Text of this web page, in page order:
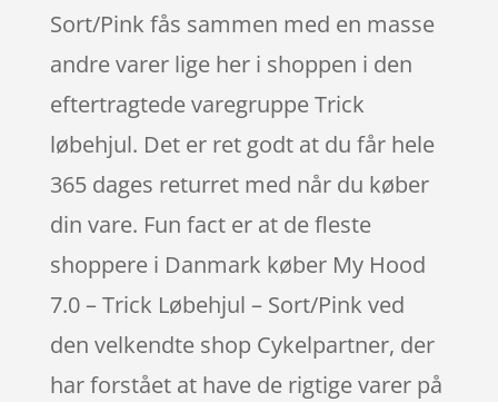
Sort/Pink fås sammen med en masse
andre varer lige her i shoppen i den
eftertragtede varegruppe Trick
løbehjul. Det er ret godt at du får hele
365 dages returret med når du køber
din vare. Fun fact er at de fleste
shoppere i Danmark køber My Hood
7.0 – Trick Løbehjul – Sort/Pink ved
den velkendte shop Cykelpartner, der
har forstået at have de rigtige varer på